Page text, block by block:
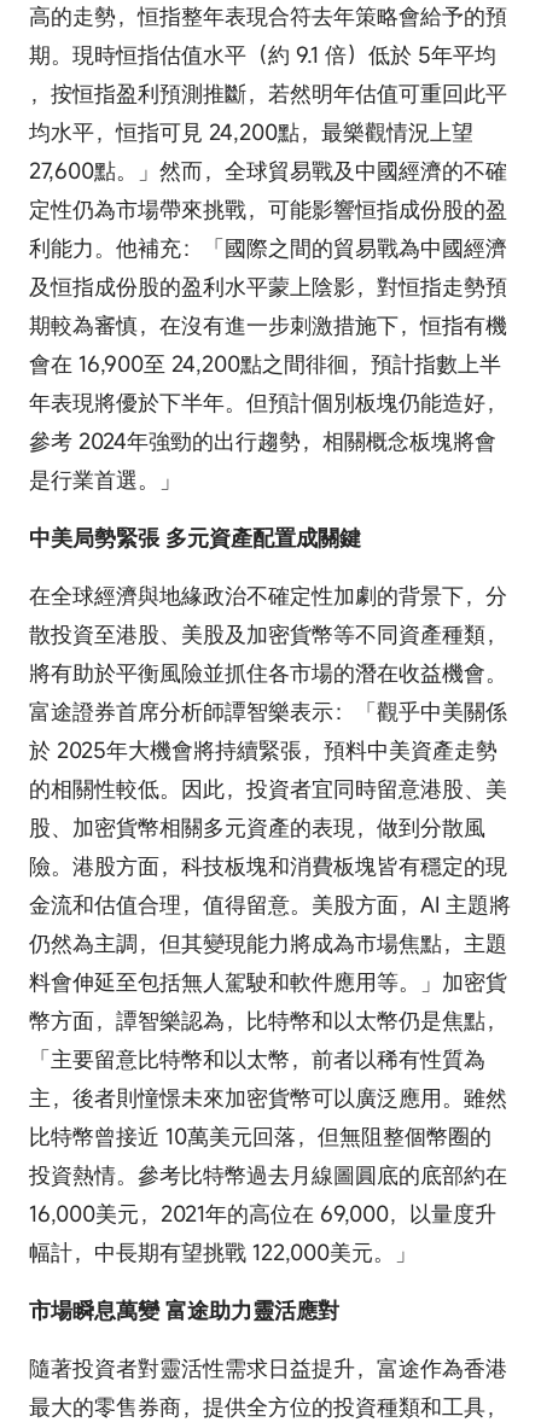
高的走勢，恒指整年表現合符去年策略會給予的預
期。現時恒指估值水平（約 9.1 倍）低於 5年平均
，按恒指盈利預測推斷，若然明年估值可重回此平
均水平，恒指可見 24,200點，最樂觀情況上望
27,600點。」然而，全球貿易戰及中國經濟的不確
定性仍為市場帶來挑戰，可能影響恒指成份股的盈
利能力。他補充：「國際之間的貿易戰為中國經濟
及恒指成份股的盈利水平蒙上陰影，對恒指走勢預
期較為審慎，在沒有進一步刺激措施下，恒指有機
會在 16,900至 24,200點之間徘徊，預計指數上半
年表現將優於下半年。但預計個別板塊仍能造好，
參考 2024年強勁的出行趨勢，相關概念板塊將會
是行業首選。」
中美局勢緊張 多元資產配置成關鍵
在全球經濟與地緣政治不確定性加劇的背景下，分
散投資至港股、美股及加密貨幣等不同資產種類，
將有助於平衡風險並抓住各市場的潛在收益機會。
富途證券首席分析師譚智樂表示：「觀乎中美關係
於 2025年大機會將持續緊張，預料中美資產走勢
的相關性較低。因此，投資者宜同時留意港股、美
股、加密貨幣相關多元資產的表現，做到分散風
險。港股方面，科技板塊和消費板塊皆有穩定的現
金流和估值合理，值得留意。美股方面，AI 主題將
仍然為主調，但其變現能力將成為市場焦點，主題
料會伸延至包括無人駕駛和軟件應用等。」加密貨
幣方面，譚智樂認為，比特幣和以太幣仍是焦點，
「主要留意比特幣和以太幣，前者以稀有性質為
主，後者則憧憬未來加密貨幣可以廣泛應用。雖然
比特幣曾接近 10萬美元回落，但無阻整個幣圈的
投資熱情。參考比特幣過去月線圖圓底的底部約在
16,000美元，2021年的高位在 69,000，以量度升
幅計，中長期有望挑戰 122,000美元。」
市場瞬息萬變 富途助力靈活應對
隨著投資者對靈活性需求日益提升，富途作為香港
最大的零售券商，提供全方位的投資種類和工具，